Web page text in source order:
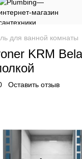
для ванной комнаты
KRM
Оставить отзыв